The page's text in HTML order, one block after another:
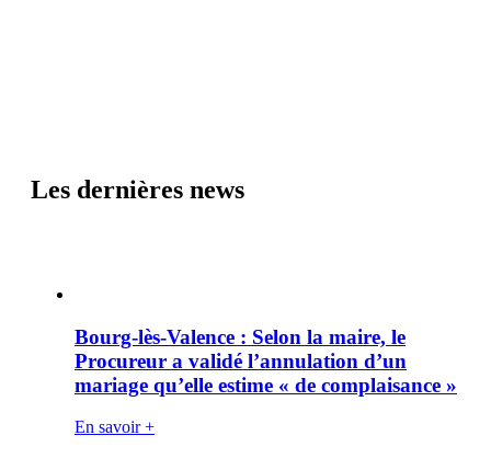
Les dernières news
Bourg-lès-Valence : Selon la maire, le
Procureur a validé l’annulation d’un
mariage qu’elle estime « de complaisance »
En savoir +